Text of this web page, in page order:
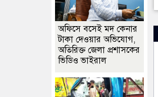
অফিসে বসেই মদ কেনার
টাকা দেওয়ার অভিযোগ,
অতিরিক্ত জেলা প্রশাসকের
ভিডিও ভাইরাল